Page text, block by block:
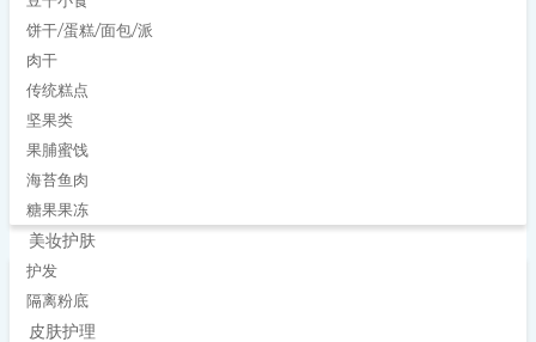
饼干/蛋糕/面包/派
肉干
传统糕点
坚果类
果脯蜜饯
海苔鱼肉
糖果果冻
美妆护肤
护发
隔离粉底
皮肤护理